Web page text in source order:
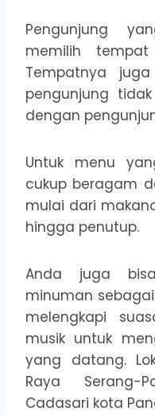
Pengunjung
memilih
Tempatnya
pengunjung
dengan
Untuk menu
cukup beragam
mulai dari
hingga penutup.
Anda juga
minuman
melengkapi
musik untuk
yang datang.
Raya Serang-
Cadasari kota